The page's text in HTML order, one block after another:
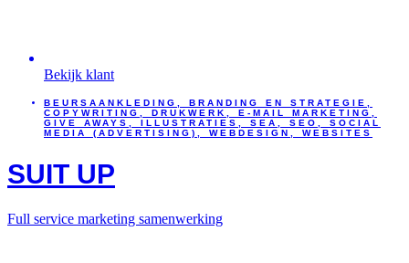
Bekijk klant
BEURSAANKLEDING BRANDING EN STRATEGIE
COPYWRITING
DRUKWERK E-MAIL MARKETING
GIVE AWAYS
ILLUSTRATIES SEA SEO
SOCIAL
MEDIA (ADVERTISING)
WEBDESIGN WEBSITES
SUIT UP
Full service marketing samenwerking